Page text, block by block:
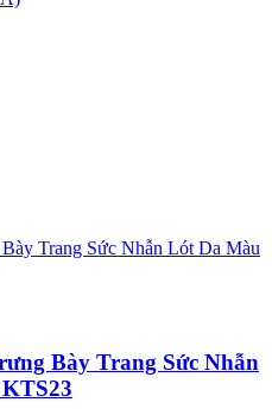
Bày Trang Sức Nhẫn